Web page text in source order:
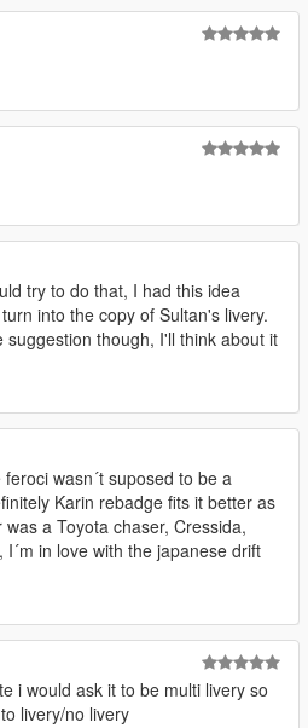
try to do that, I had this idea
into the copy of Sultan's livery.
suggestion though, I'll think about it
feroci wasn´t suposed to be a
Karin rebadge fits it better as
a Toyota chaser, Cressida,
I´m in love with the japanese drift
i would ask it to be multi livery so
livery/no livery